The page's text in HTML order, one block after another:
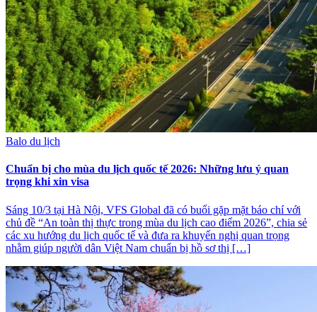
Balo du lịch
Chuẩn bị cho mùa du lịch quốc tế 2026: Những lưu ý quan
trọng khi xin visa
Sáng 10/3 tại Hà Nội, VFS Global đã có buổi gặp mặt báo chí với
chủ đề “An toàn thị thực trong mùa du lịch cao điểm 2026”, chia sẻ
các xu hướng du lịch quốc tế và đưa ra khuyến nghị quan trọng
nhằm giúp người dân Việt Nam chuẩn bị hồ sơ thị […]